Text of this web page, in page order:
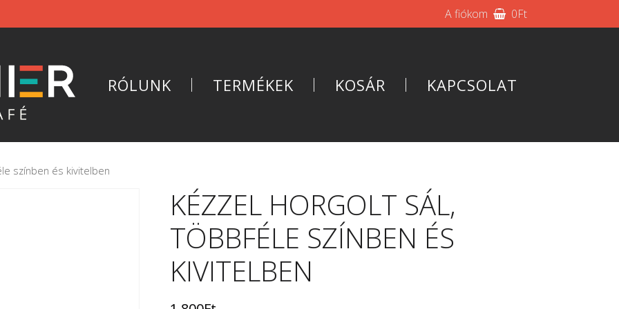
A fiókom 0Ft
RÓLUNK TERMÉKEK KOSÁR KAPCSOLAT
színben és kivitelben
KÉZZEL HORGOLT SÁL,
TÖBBFÉLE SZÍNBEN ÉS
KIVITELBEN